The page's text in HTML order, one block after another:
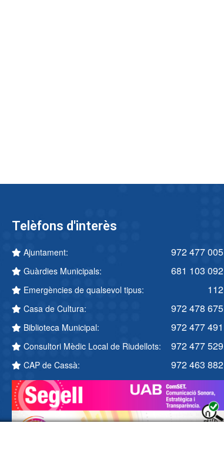
Telèfons d'interès
Ajuntament: 972 477 005
Guàrdies Municipals: 681 103 092
Emergències de qualsevol tipus: 112
Casa de Cultura: 972 478 675
Biblioteca Municipal: 972 477 491
Consultori Mèdic Local de Riudellots: 972 477 529
CAP de Cassà: 972 463 882